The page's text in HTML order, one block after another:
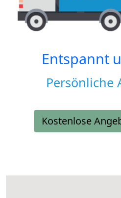
Entspannt
Persönliche
Kostenlose